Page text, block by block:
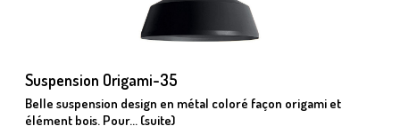
Suspension Origami-35
Belle suspension design en métal coloré façon origami et
élément bois. Pour... (suite)